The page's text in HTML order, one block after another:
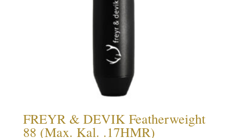
FREYR & DEVIK Featherweight
88 (Max. Kal. .17HMR)